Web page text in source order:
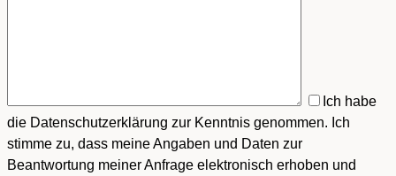
Ich habe
die Datenschutzerklärung zur Kenntnis genommen. Ich
stimme zu, dass meine Angaben und Daten zur
Beantwortung meiner Anfrage elektronisch erhoben und